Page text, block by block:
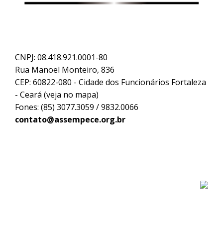
CNPJ: 08.418.921.0001-80
Rua Manoel Monteiro, 836
CEP: 60822-080 - Cidade dos Funcionários Fortaleza
- Ceará (veja no mapa)
Fones: (85) 3077.3059 / 9832.0066
contato@assempece.org.br